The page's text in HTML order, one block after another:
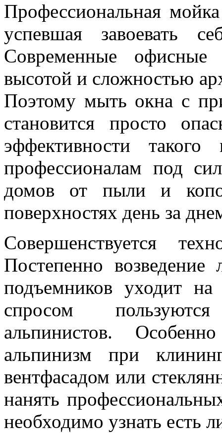
Профессиональная
успевшая завоевать
Современные офисные
высотой и сложностью
Поэтому мыть окна с
становится просто
эффективности
профессионалам под
домов от пыли и
поверхностях день за
Совершенствуется
Постепенно возведение
подъемников уходит
спросом
альпинистов.
альпинизм при
вентфасадом или
нанять
необходимо узнать есть